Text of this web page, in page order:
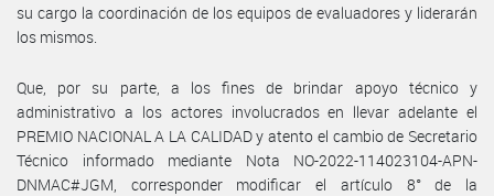
su cargo la coordinación de los equipos de evaluadores y liderarán
los mismos.
Que, por su parte, a los fines de brindar apoyo técnico y
administrativo a los actores involucrados en llevar adelante el
PREMIO NACIONAL A LA CALIDAD y atento el cambio de Secretario
Técnico informado mediante Nota NO-2022-114023104-APN-
DNMAC#JGM, corresponder modificar el artículo 8° de la